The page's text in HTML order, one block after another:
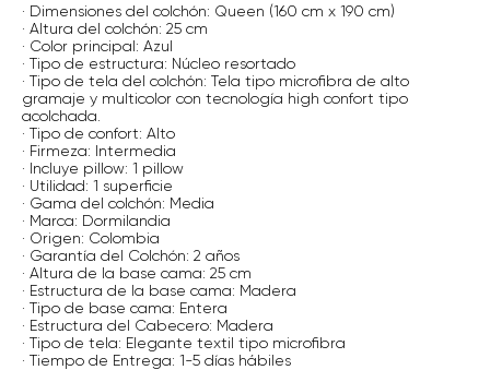
· Dimensiones del colchón: Queen (160 cm x 190 cm)
· Altura del colchón: 25 cm
· Color principal: Azul
· Tipo de estructura: Núcleo resortado
· Tipo de tela del colchón: Tela tipo microfibra de alto
gramaje y multicolor con tecnología high confort tipo
acolchada.
· Tipo de confort: Alto
· Firmeza: Intermedia
· Incluye pillow: 1 pillow
· Utilidad: 1 superficie
· Gama del colchón: Media
· Marca: Dormilandia
· Origen: Colombia
· Garantía del Colchón: 2 años
· Altura de la base cama: 25 cm
· Estructura de la base cama: Madera
· Tipo de base cama: Entera
· Estructura del Cabecero: Madera
· Tipo de tela: Elegante textil tipo microfibra
· Tiempo de Entrega: 1-5 días hábiles